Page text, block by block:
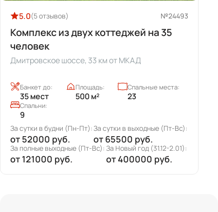
№24493
на 35
от МКАД
23
Спальные места:
в выходные (Пт-Вс):
руб.
Новый год (31.12-2.01):
400000 руб.
Коттедж на 60 человек
Егорьевское шоссе, 35 км от
60 мест
Банкет до: Площадь:
За сутки в будни (Пн-Пт):
от25000 руб.
За полные выходные (Пт-Вс):
от75000 руб.